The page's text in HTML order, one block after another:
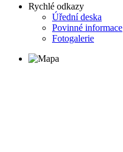
Rychlé odkazy
Úřední deska
Povinné informace
Fotogalerie